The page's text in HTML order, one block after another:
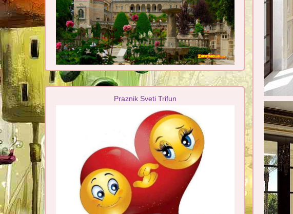
Praznik Sveti Trifun